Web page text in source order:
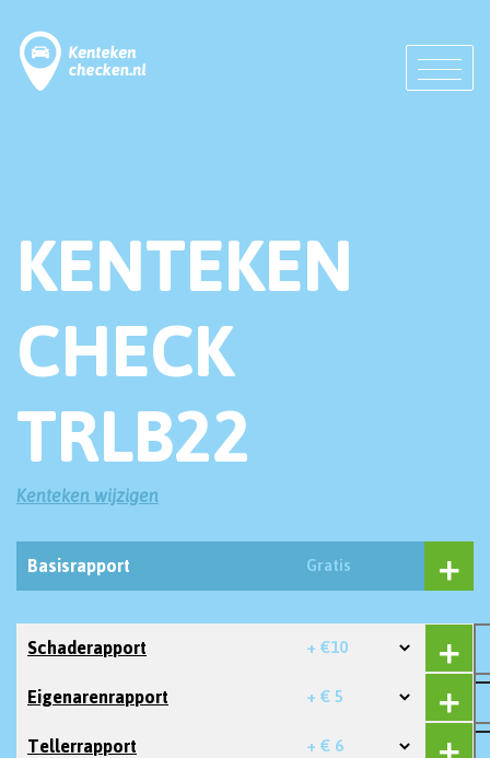
KENTEKEN
CHECK
TRLB22
Kenteken wijzigen
Basisrapport Gratis
Schaderapport + €10
Eigenarenrapport + € 5
Tellerrapport + € 6